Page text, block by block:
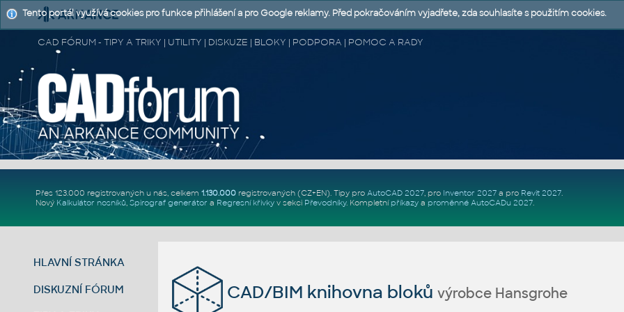
CAD FÓRUM - TIPY A TRIKY | UTILITY | DISKUZE | BLOKY | PODPORA | POMOC A RADY
Přes 123.000 registrovaných u nás, celkem 1.130.000registrovaných (CZ+EN). Tipy pro AutoCAD 2027, pro Inventor 2027a pro Revit 2027.
Nový Kalkulátor nosníků, Spirograf generátor a Regresní křivkyv sekci Převodníky. Kompletní příkazya proměnné AutoCADu 2027.
HLAVNÍ STRÁNKA
DISKUZNÍ FÓRUM CAD/BIM knihovna blokůvýrobce Hansgrohe
Tento portál využívá cookies pro funkce přihlášení a pro Google reklamy. Před pokračováním vyjadřete, zda souhlasíte s použitím cookies.